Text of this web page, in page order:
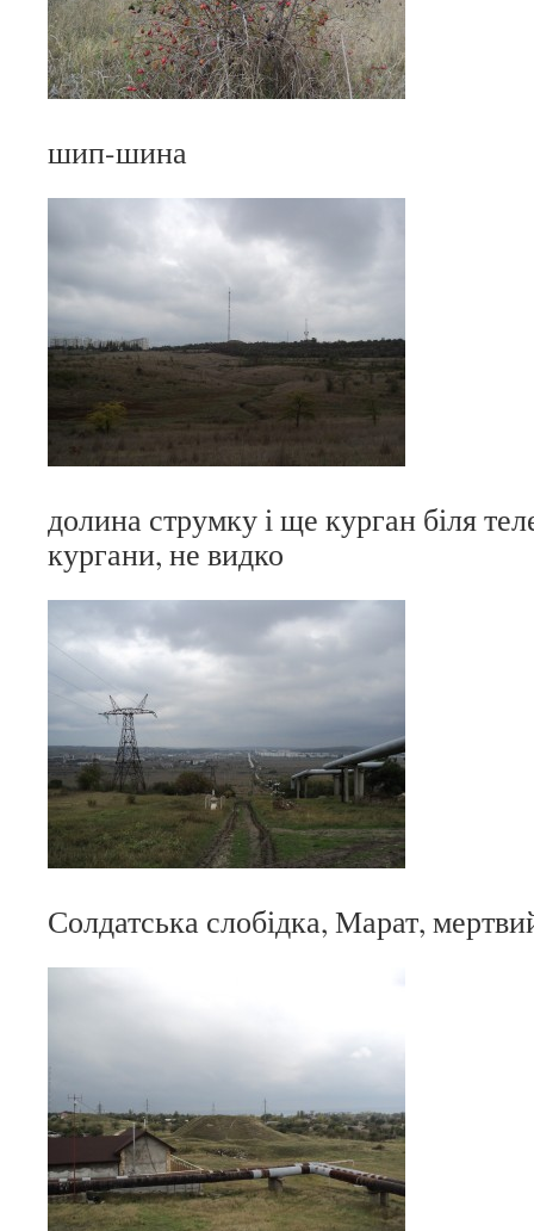
шип-шина
долина струмку і ще курган біля
кургани, не видко
Солдатська слобідка, Марат,